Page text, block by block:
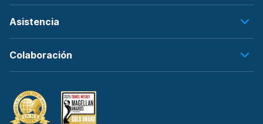
Asistencia
Colaboración